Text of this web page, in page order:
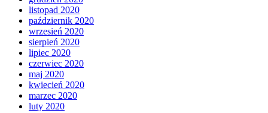
listopad 2020
październik 2020
wrzesień 2020
sierpień 2020
lipiec 2020
czerwiec 2020
maj 2020
kwiecień 2020
marzec 2020
luty 2020